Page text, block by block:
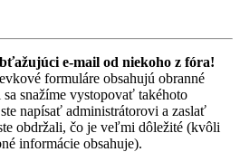
e-mail od niekoho z fóra!
formuláre obsahujú obranné
snažíme vystopovať takéhoto
napísať administrátorovi a zaslať
obdržali, čo je veľmi dôležité (kvôli
informácie obsahuje).